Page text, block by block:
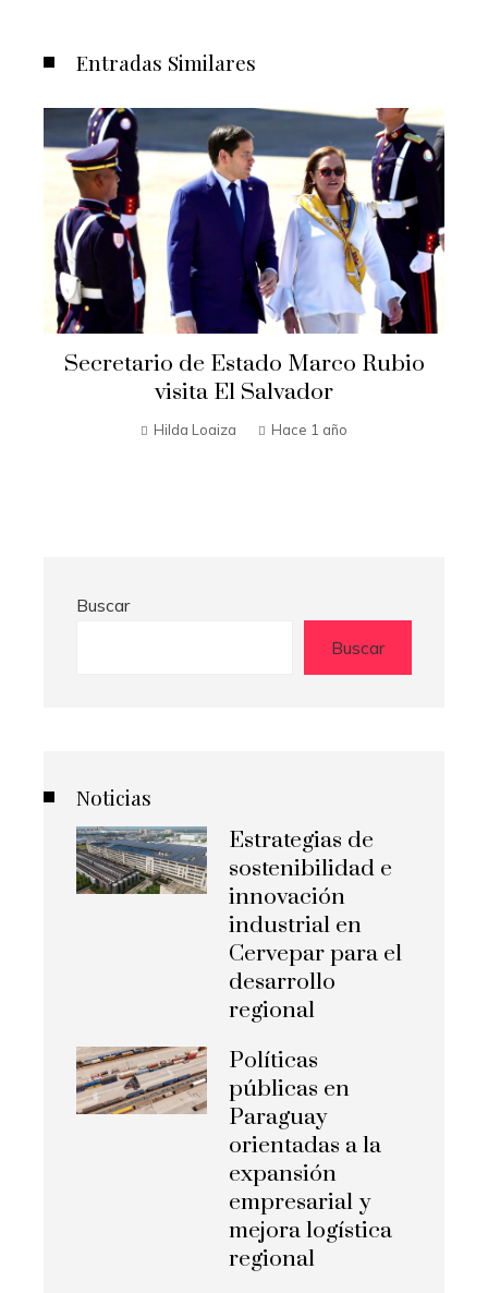
Entradas Similares
Secretario de Estado Marco Rubio
visita El Salvador
Hilda Loaiza Hace 1 año
Buscar
Buscar
Noticias
Estrategias de
sostenibilidad e
innovación
industrial en
Cervepar para el
desarrollo
regional
Políticas
públicas en
Paraguay
orientadas a la
expansión
empresarial y
mejora logística
regional